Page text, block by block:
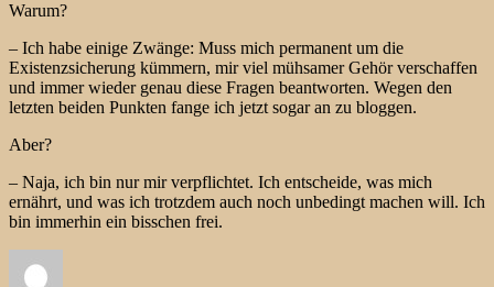
Warum?
– Ich habe einige Zwänge: Muss mich permanent um die
Existenzsicherung kümmern, mir viel mühsamer Gehör verschaffen
und immer wieder genau diese Fragen beantworten. Wegen den
letzten beiden Punkten fange ich jetzt sogar an zu bloggen.
Aber?
– Naja, ich bin nur mir verpflichtet. Ich entscheide, was mich
ernährt, und was ich trotzdem auch noch unbedingt machen will. Ich
bin immerhin ein bisschen frei.